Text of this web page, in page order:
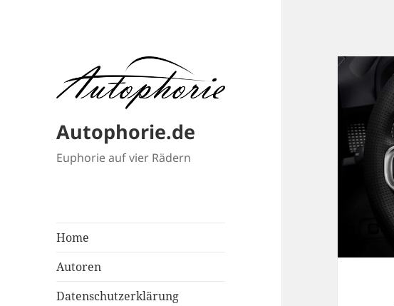
Autophorie.de
Euphorie auf vier Rädern
Home
Autoren
Datenschutzerklärung